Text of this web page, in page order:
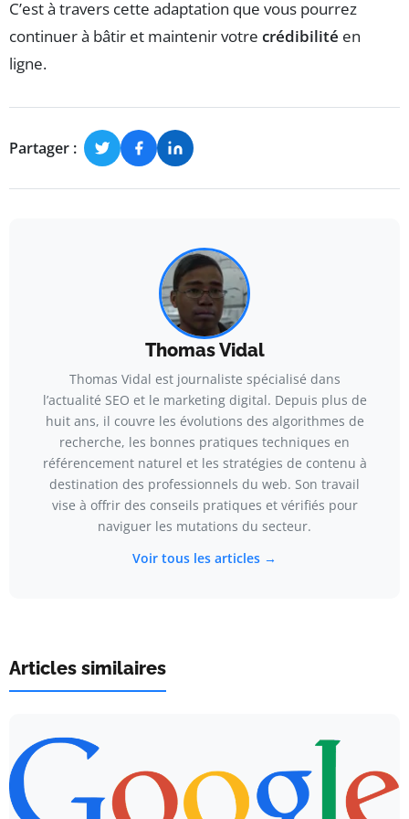
C’est à travers cette adaptation que vous pourrez
continuer à bâtir et maintenir votre crédibilité en
ligne.
Partager :
Thomas Vidal
Thomas Vidal est journaliste spécialisé dans
l’actualité SEO et le marketing digital. Depuis plus de
huit ans, il couvre les évolutions des algorithmes de
recherche, les bonnes pratiques techniques en
référencement naturel et les stratégies de contenu à
destination des professionnels du web. Son travail
vise à offrir des conseils pratiques et vérifiés pour
naviguer les mutations du secteur.
Voir tous les articles →
Articles similaires